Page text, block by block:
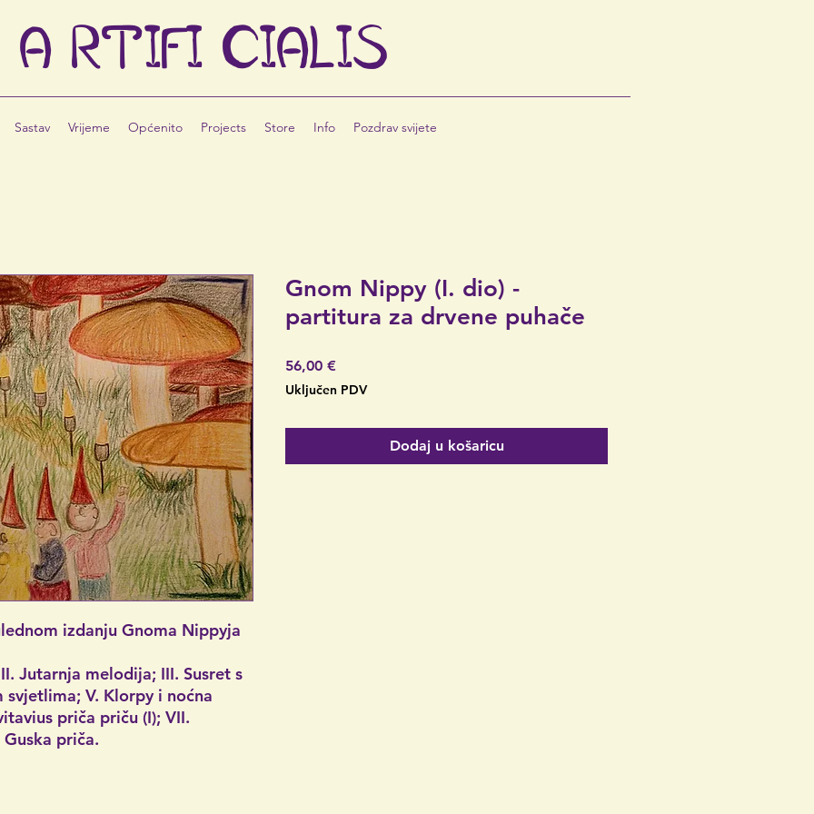
A RTIFI CIALIS
Sastav Vrijeme Općenito Projects Store Info Pozdrav svijete
izdanju Gnoma Nippyja
Jutarnja melodija; III. Susret s
V. Klorpy i noćna
priča priču (I); VII.
priča.
Gnom Nippy (I. dio) -
partitura za drvene puhače
56,00 €
Uključen PDV
Dodaj u košaricu